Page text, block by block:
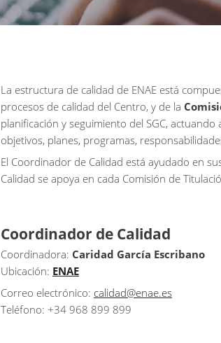
La estructura de calidad de ENAE está
procesos de calidad del Centro, y de la
planificación y seguimiento del SGC,
objetivos, planes, programas,
El Coordinador de Calidad está ayudado en
Calidad se apoya en cada Comisión de
Coordinador de Calidad
Coordinadora: Caridad García Escribano
Ubicación: ENAE
Correo electrónico: calidad@enae.es
Teléfono: +34 968 899 899